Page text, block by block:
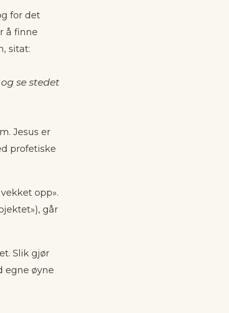
for det
å finne
sitat:
se stedet
Jesus er
profetiske
opp».
går
Slik gjør
egne øyne